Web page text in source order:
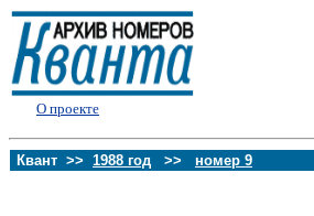
О проекте
Квант >> 1988 год >> номер 9